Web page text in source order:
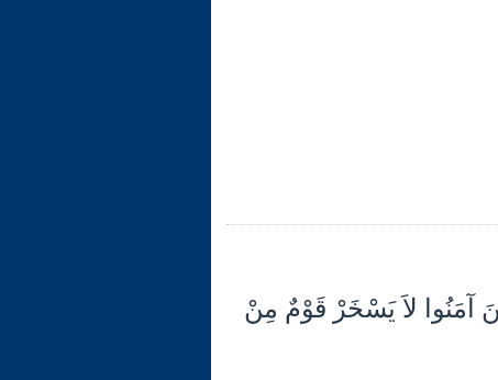
الآية: 11 {يَا أَيُّهَا الّذِينَ آمَنُوا لاَ يَسْخَرْ قَوْمٌ مِنْ